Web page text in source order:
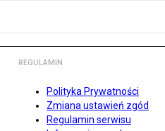
REGULAMIN
Polityka Prywatności
Zmiana ustawień zgód
Regulamin serwisu